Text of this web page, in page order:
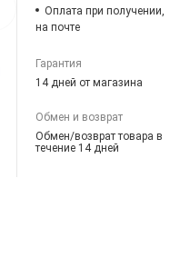
Оплата при получении,
на почте
Гарантия
14 дней от магазина
Обмен и возврат
Обмен/возврат товара в
течение 14 дней